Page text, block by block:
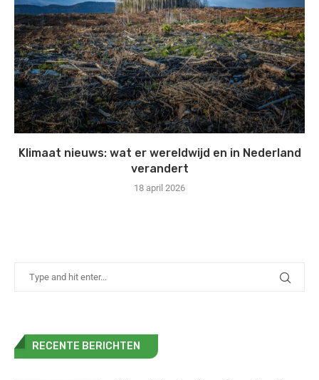
Klimaat nieuws: wat er wereldwijd en in Nederland
verandert
18 april 2026
RECENTE BERICHTEN